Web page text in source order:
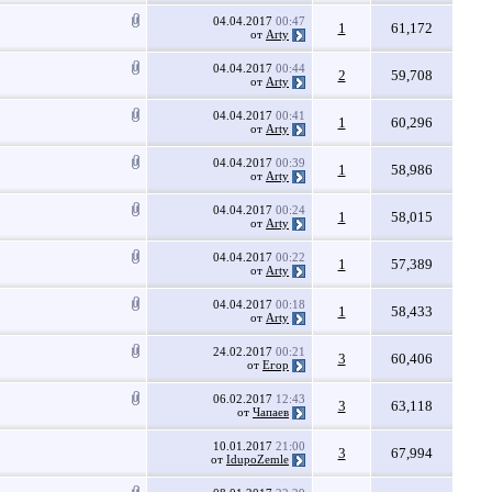
04.04.2017 00:47
от Arty 1 61,172
04.04.2017 00:44
от Arty 2 59,708
04.04.2017 00:41
от Arty 1 60,296
04.04.2017 00:39
от Arty 1 58,986
04.04.2017 00:24
от Arty 1 58,015
04.04.2017 00:22
от Arty 1 57,389
04.04.2017 00:18
от Arty 1 58,433
24.02.2017 00:21
от Егор 3 60,406
06.02.2017 12:43
от Чапаев 3 63,118
10.01.2017 21:00
от IdupoZemle 3 67,994